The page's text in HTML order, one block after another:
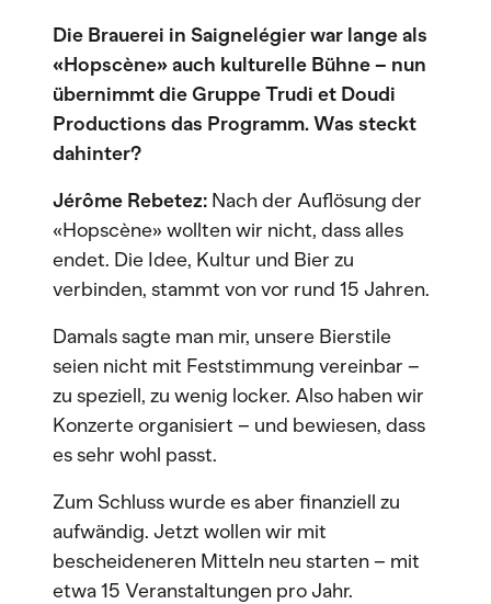
Die Brauerei in Saignelégier war lange als
«Hopscène» auch kulturelle Bühne – nun
übernimmt die Gruppe Trudi et Doudi
Productions das Programm. Was steckt
dahinter?
Jérôme Rebetez: Nach der Auflösung der
«Hopscène» wollten wir nicht, dass alles
endet. Die Idee, Kultur und Bier zu
verbinden, stammt von vor rund 15 Jahren.
Damals sagte man mir, unsere Bierstile
seien nicht mit Feststimmung vereinbar –
zu speziell, zu wenig locker. Also haben wir
Konzerte organisiert – und bewiesen, dass
es sehr wohl passt.
Zum Schluss wurde es aber finanziell zu
aufwändig. Jetzt wollen wir mit
bescheideneren Mitteln neu starten – mit
etwa 15 Veranstaltungen pro Jahr.